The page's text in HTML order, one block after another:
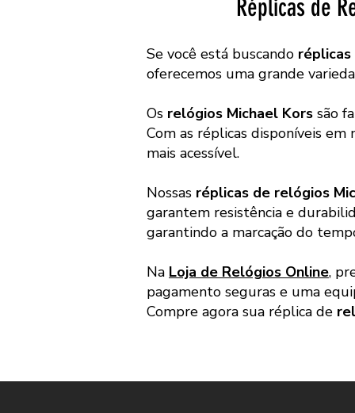
Réplicas de
Se você está buscando
oferecemos uma grande
Os relógios Michael Kors são
Com as réplicas disponíveis
mais acessível.
Nossas réplicas de relógios
garantem resistência e
garantindo a marcação do
Na Loja de Relógios Online,
pagamento seguras e uma
Compre agora sua réplica de